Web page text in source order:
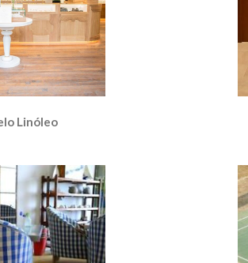
Linóleo